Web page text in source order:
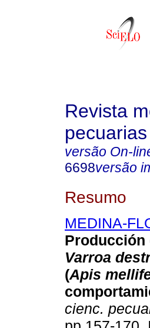
Revista
pecuarias
versão On-
6698versão
Resumo
MEDINA-
Producción
Varroa
(Apis
cienc.